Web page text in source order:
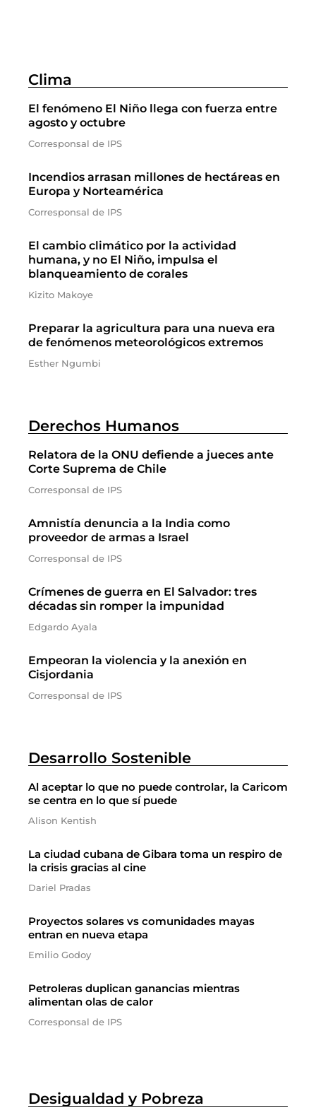
Clima
El fenómeno El Niño llega con fuerza entre
agosto y octubre
Corresponsal de IPS
Incendios arrasan millones de hectáreas en
Europa y Norteamérica
Corresponsal de IPS
El cambio climático por la actividad
humana, y no El Niño, impulsa el
blanqueamiento de corales
Kizito Makoye
Preparar la agricultura para una nueva era
de fenómenos meteorológicos extremos
Esther Ngumbi
Derechos Humanos
Relatora de la ONU defiende a jueces ante
Corte Suprema de Chile
Corresponsal de IPS
Amnistía denuncia a la India como
proveedor de armas a Israel
Corresponsal de IPS
Crímenes de guerra en El Salvador: tres
décadas sin romper la impunidad
Edgardo Ayala
Empeoran la violencia y la anexión en
Cisjordania
Corresponsal de IPS
Desarrollo Sostenible
Al aceptar lo que no puede controlar, la Caricom
se centra en lo que sí puede
Alison Kentish
La ciudad cubana de Gibara toma un respiro de
la crisis gracias al cine
Dariel Pradas
Proyectos solares vs comunidades mayas
entran en nueva etapa
Emilio Godoy
Petroleras duplican ganancias mientras
alimentan olas de calor
Corresponsal de IPS
Desigualdad y Pobreza